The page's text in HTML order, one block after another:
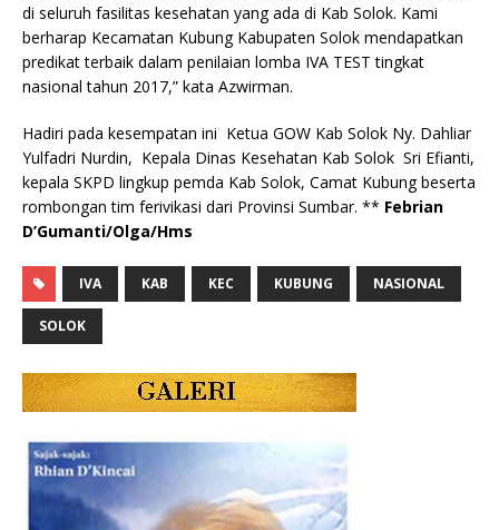
di seluruh fasilitas kesehatan yang ada di Kab Solok. Kami
berharap Kecamatan Kubung Kabupaten Solok mendapatkan
predikat terbaik dalam penilaian lomba IVA TEST tingkat
nasional tahun 2017,” kata Azwirman.
Hadiri pada kesempatan ini Ketua GOW Kab Solok Ny. Dahliar
Yulfadri Nurdin, Kepala Dinas Kesehatan Kab Solok Sri Efianti,
kepala SKPD lingkup pemda Kab Solok, Camat Kubung beserta
rombongan tim ferivikasi dari Provinsi Sumbar. ** Febrian
D’Gumanti/Olga/Hms
IVA KAB KEC KUBUNG NASIONAL
SOLOK